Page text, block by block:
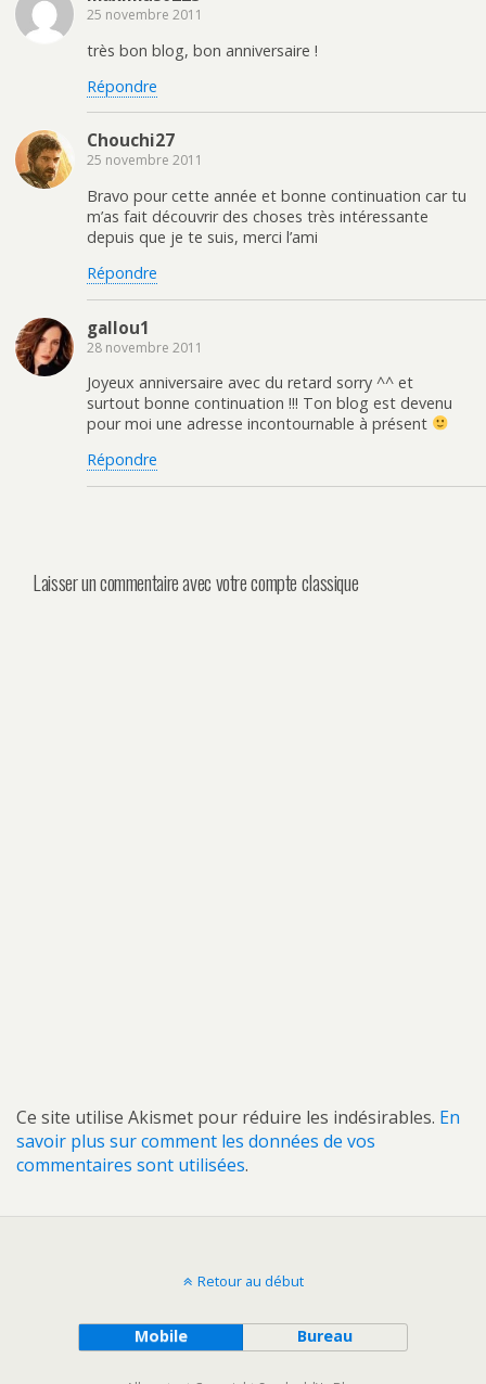
25 novembre 2011
très bon blog, bon anniversaire !
Répondre
Chouchi27
25 novembre 2011
Bravo pour cette année et bonne continuation car tu
m’as fait découvrir des choses très intéressante
depuis que je te suis, merci l’ami
Répondre
gallou1
28 novembre 2011
Joyeux anniversaire avec du retard sorry ^^ et
surtout bonne continuation !!! Ton blog est devenu
pour moi une adresse incontournable à présent
Répondre
Laisser un commentaire avec votre compte classique
Ce site utilise Akismet pour réduire les indésirables. En
savoir plus sur comment les données de vos
commentaires sont utilisées.
Retour au début
Mobile Bureau